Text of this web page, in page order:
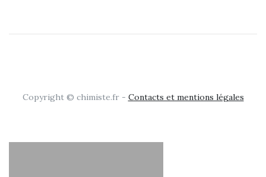
Copyright © chimiste.fr - Contacts et mentions légales